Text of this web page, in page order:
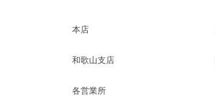
本店
和歌山支店
各営業所